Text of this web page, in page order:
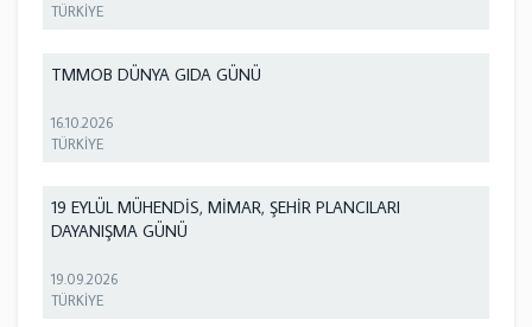
TÜRKİYE
TMMOB DÜNYA GIDA GÜNÜ
16.10.2026
TÜRKİYE
19 EYLÜL MÜHENDİS, MİMAR, ŞEHİR PLANCILARI
DAYANIŞMA GÜNÜ
19.09.2026
TÜRKİYE